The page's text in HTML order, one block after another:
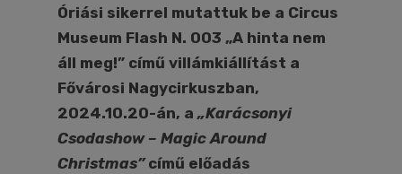
Óriási sikerrel mutattuk be a Circus
Museum Flash N. 003 „A hinta nem
áll meg!” című villámkiállítást a
Fővárosi Nagycirkuszban,
2024.10.20-án, a„Karácsonyi
Csodashow – Magic Around
Christmas”című előadás